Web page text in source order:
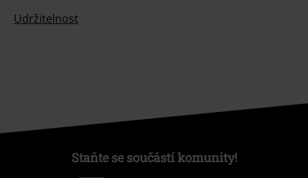
Udržitelnost
Staňte se součástí komunity!